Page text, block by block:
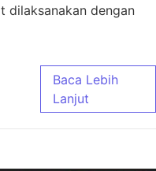
dilaksanakan dengan
Jasa Masak
Baca Lebih
Lanjut